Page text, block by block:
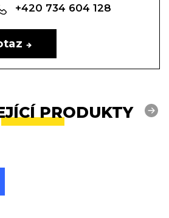
+420 734 604 128
PRODUKTY Next